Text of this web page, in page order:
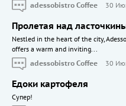
adessobistro Coffee
30
Пролетая над
Nestled in the heart of the city,
offers a warm and inviting...
adessobistro Coffee
30
Едоки картофеля
Cупер!